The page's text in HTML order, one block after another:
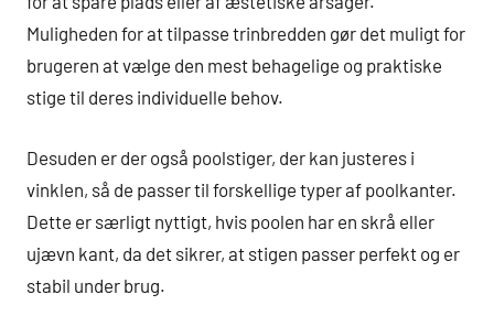
Muligheden for at tilpasse trinbredden gør det muligt for
brugeren at vælge den mest behagelige og praktiske
stige til deres individuelle behov.
Desuden er der også poolstiger, der kan justeres i
vinklen, så de passer til forskellige typer af poolkanter.
Dette er særligt nyttigt, hvis poolen har en skrå eller
ujævn kant, da det sikrer, at stigen passer perfekt og er
stabil under brug.